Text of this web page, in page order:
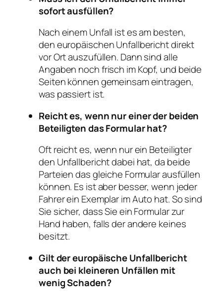
sofort ausfüllen?
Nach einem Unfall ist es am besten,
den europäischen Unfallbericht direkt
vor Ort auszufüllen. Dann sind alle
Angaben noch frisch im Kopf, und beide
Seiten können gemeinsam eintragen,
was passiert ist.
Reicht es, wenn nur einer der beiden
Beteiligten das Formular hat?
Oft reicht es, wenn nur ein Beteiligter
den Unfallbericht dabei hat, da beide
Parteien das gleiche Formular ausfüllen
können. Es ist aber besser, wenn jeder
Fahrer ein Exemplar im Auto hat. So sind
Sie sicher, dass Sie ein Formular zur
Hand haben, falls der andere keines
besitzt.
Gilt der europäische Unfallbericht
auch bei kleineren Unfällen mit
wenig Schaden?